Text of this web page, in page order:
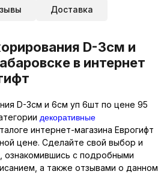
Доставка
D-3см и
в интернет
D-3см и 6см уп 6шт по цене 95
декоративные
интернет-магазина Еврогифт
цене. Сделайте свой выбор и
ознакомившись с подробными
а также отзывами о данном